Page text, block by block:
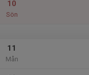
10
Sön
11
Mån